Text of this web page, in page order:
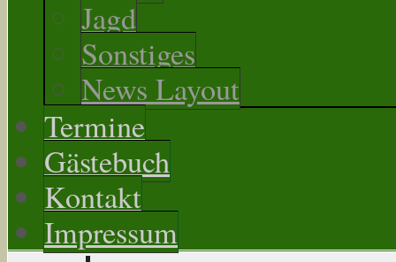
Jagd
Sonstiges
News Layout
Termine
Gästebuch
Kontakt
Impressum